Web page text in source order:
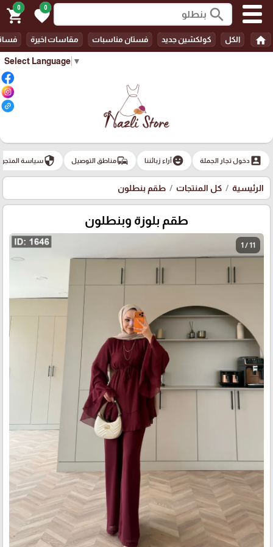
Select Language ▼
search
0
favorite
0
shopping_cart
home الكل كولكشين جديد فستان مناسبات مقاسات اخيرة
account_boxدخول تجار الجملة emoji_emotionsآراء زبائننا commuteمناطق التوصيل securityسياسة المتجر
الرئيسية كل المنتجات طقم بنطلون
طقم بلوزة وبنطلون
1 / 11